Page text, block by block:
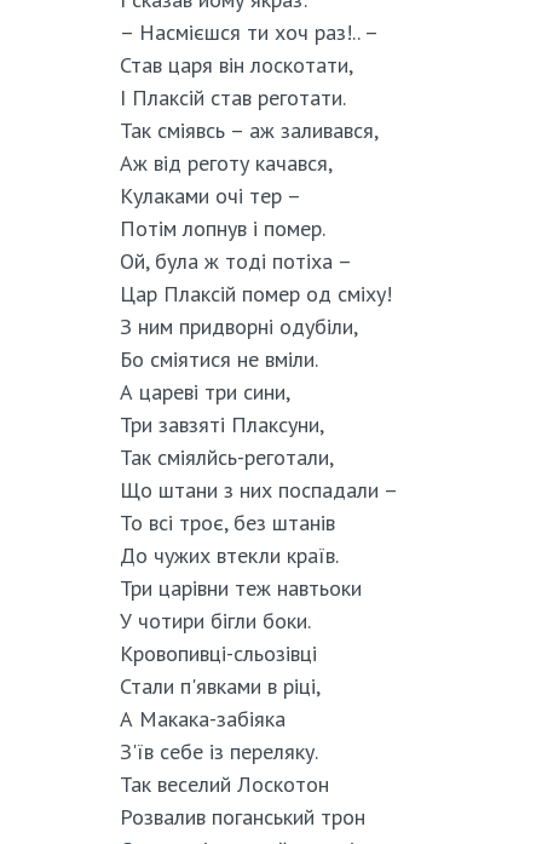
– Насмієшся ти хоч раз!.. –
Став царя він лоскотати,
І Плаксій став реготати.
Так сміявсь – аж заливався,
Аж від реготу качався,
Кулаками очі тер –
Потім лопнув і помер.
Ой, була ж тоді потіха –
Цар Плаксій помер од сміху!
З ним придворні одубіли,
Бо сміятися не вміли.
А цареві три сини,
Три завзяті Плаксуни,
Так сміялйсь-реготали,
Що штани з них поспадали –
То всі троє, без штанів
До чужих втекли країв.
Три царівни теж навтьоки
У чотири бігли боки.
Кровопивці-сльозівці
Стали п'явками в ріці,
А Макака-забіяка
З'їв себе із переляку.
Так веселий Лоскотон
Розвалив поганський трон